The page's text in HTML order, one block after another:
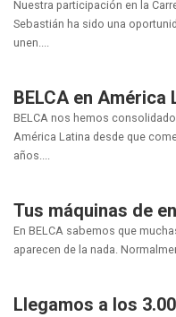
Nuestra participación en la
Sebastián ha sido una
unen....
BELCA en América
BELCA nos hemos
América Latina desde que
años....
Tus máquinas de
En BELCA sabemos que
aparecen de la nada.
Llegamos a los